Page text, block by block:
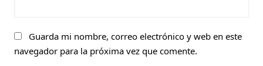
Guarda mi nombre, correo electrónico y web en este
navegador para la próxima vez que comente.